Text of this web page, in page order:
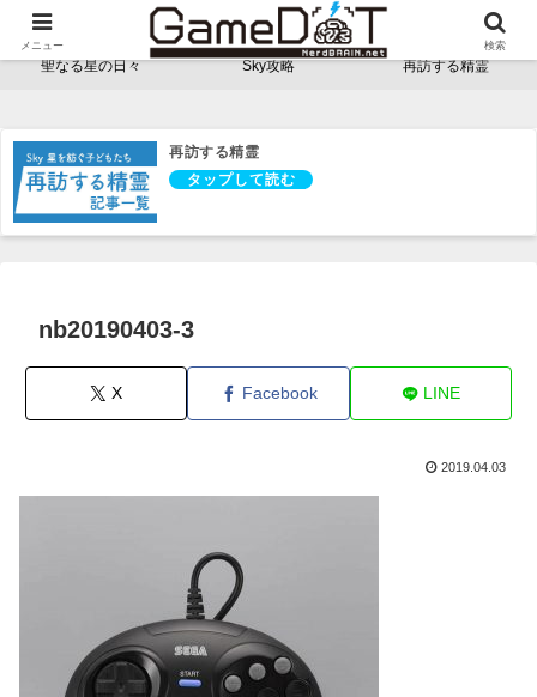
NerdBRAINゲーム支部 - ゲームドット -
聖なる星の日々 Sky攻略 再訪する精霊
再訪する精霊
nb20190403-3
X Facebook LINE
2019.04.03
メニュー 検索